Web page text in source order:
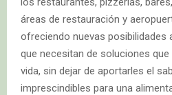
áreas de restauración y
ofreciendo nuevas posibilidades
que necesitan de soluciones
vida, sin dejar de aportarles el
imprescindibles para una